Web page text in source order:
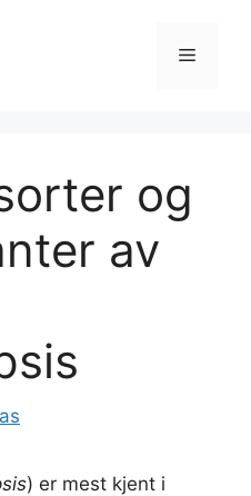
Meny
og
av
) er mest kjent i